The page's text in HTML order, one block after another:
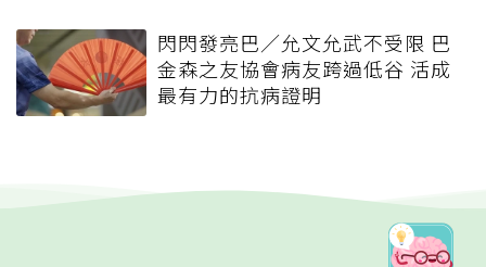
閃閃發亮巴／允文允武不受限 巴
金森之友協會病友跨過低谷 活成
最有力的抗病證明